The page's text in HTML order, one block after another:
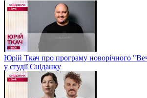
Юрій Ткач про програму новорічного
у студії Сніданку